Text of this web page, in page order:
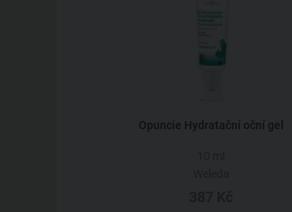
Opuncie Hydratační oční gel